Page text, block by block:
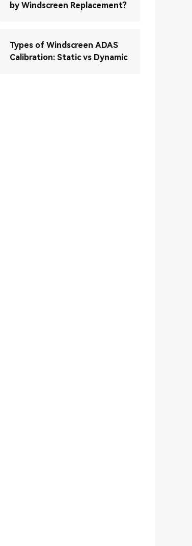
by Windscreen Replacement?
Types of Windscreen ADAS
Calibration: Static vs Dynamic